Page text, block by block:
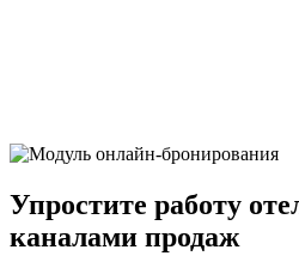
Упростите работу
каналами продаж